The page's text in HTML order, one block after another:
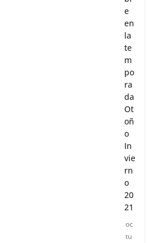
e
en
la
te
m
po
ra
da
Ot
oñ
o
In
vie
rn
o
20
21
oc
tu